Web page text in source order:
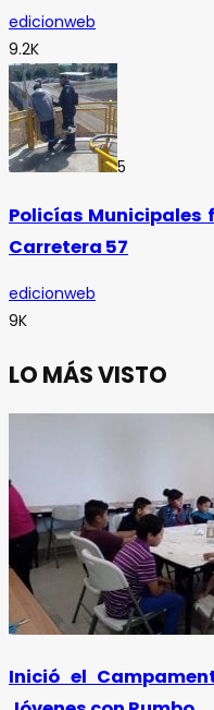
edicionweb
9.2K
5
Policías Municipales
Carretera 57
edicionweb
9K
LO MÁS VISTO
Inició el